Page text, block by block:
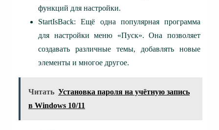
функций для настройки.
StartIsBack: Ещё одна популярная программа
для настройки меню «Пуск». Она позволяет
создавать различные темы, добавлять новые
элементы и многое другое.
Читать Установка пароля на учётную запись
в Windows 10/11